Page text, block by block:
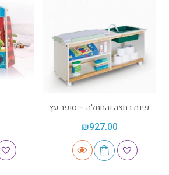
פינת רחצה והחתלה – סופר עץ
₪927.00